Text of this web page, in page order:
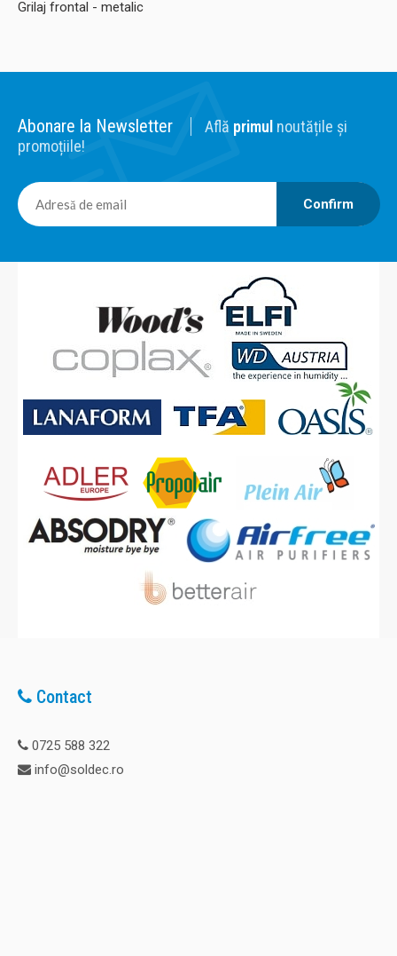
Grilaj frontal - metalic
Abonare la Newsletter Află primul noutățile și
promoțiile!
Confirm
Contact
0725 588 322
info@soldec.ro